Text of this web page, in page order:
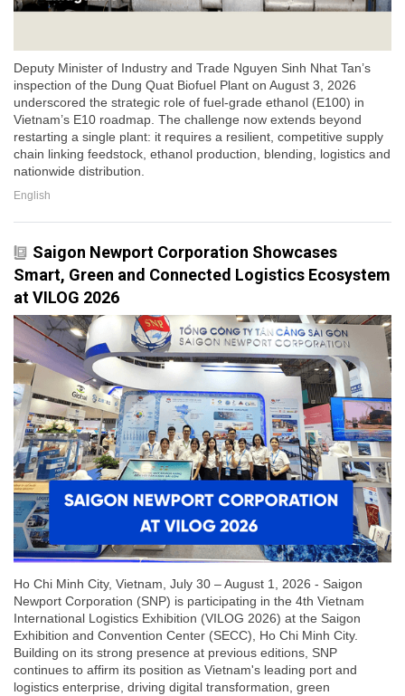
Deputy Minister of Industry and Trade Nguyen Sinh Nhat Tan’s
inspection of the Dung Quat Biofuel Plant on August 3, 2026
underscored the strategic role of fuel-grade ethanol (E100) in
Vietnam’s E10 roadmap. The challenge now extends beyond
restarting a single plant: it requires a resilient, competitive supply
chain linking feedstock, ethanol production, blending, logistics and
nationwide distribution.
English
Saigon Newport Corporation Showcases
Smart, Green and Connected Logistics Ecosystem
at VILOG 2026
Ho Chi Minh City, Vietnam, July 30 – August 1, 2026 - Saigon
Newport Corporation (SNP) is participating in the 4th Vietnam
International Logistics Exhibition (VILOG 2026) at the Saigon
Exhibition and Convention Center (SECC), Ho Chi Minh City.
Building on its strong presence at previous editions, SNP
continues to affirm its position as Vietnam's leading port and
logistics enterprise, driving digital transformation, green